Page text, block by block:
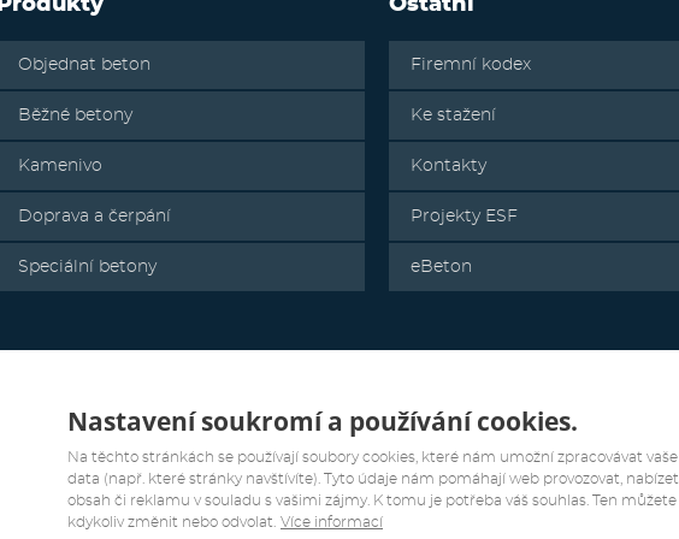
Objednat beton
Běžné betony
Kamenivo
Doprava a čerpání
Speciální betony
Firemní kodex
Ke stažení
Kontakty
Projekty ESF
eBeton
Nastavení soukromí a používání cookies.
Na těchto stránkách se používají soubory cookies, které nám umožní zpracovávat vaše
data (např. které stránky navštívíte). Tyto údaje nám pomáhají web provozovat, nabízet
obsah či reklamu v souladu s vašimi zájmy. K tomu je potřeba váš souhlas. Ten můžete
kdykoliv změnit nebo odvolat. Více informací